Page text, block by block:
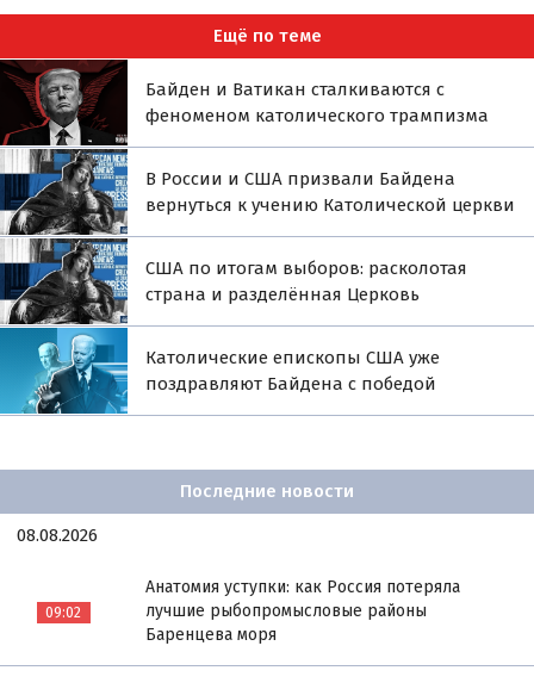
Ещё по теме
Байден и Ватикан сталкиваются с
феноменом католического трампизма
В России и США призвали Байдена
вернуться к учению Католической церкви
США по итогам выборов: расколотая
страна и разделённая Церковь
Католические епископы США уже
поздравляют Байдена с победой
Последние новости
08.08.2026
09:02
Анатомия уступки: как Россия потеряла
лучшие рыбопромысловые районы
Баренцева моря